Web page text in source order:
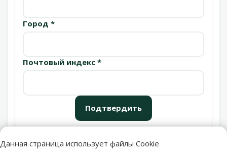
Данная страница использует файлы Cookie
Город *
Почтовый индекс *
Подтвердить